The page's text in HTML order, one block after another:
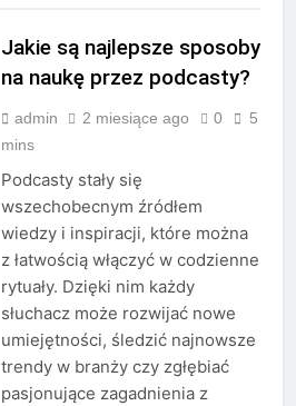
Jakie są najlepsze sposoby
na naukę przez podcasty?
admin 2 miesiące ago 0
5
mins
Podcasty stały się
wszechobecnym źródłem
wiedzy i inspiracji, które można
z łatwością włączyć w codzienne
rytuały. Dzięki nim każdy
słuchacz może rozwijać nowe
umiejętności, śledzić najnowsze
trendy w branży czy zgłębiać
pasjonujące zagadnienia z